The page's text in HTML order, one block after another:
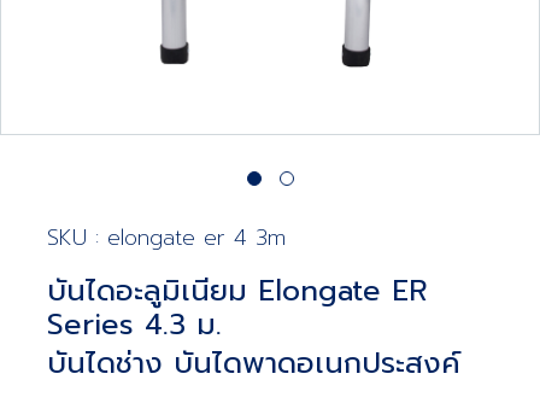
SKU : elongate er 4 3m
บันไดอะลูมิเนียม Elongate ER
Series 4.3 ม.
บันไดช่าง บันไดพาดอเนกประสงค์